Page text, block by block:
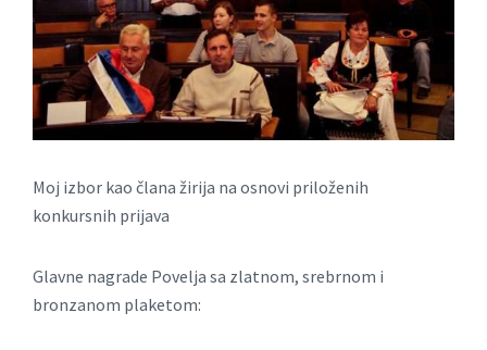
Moj izbor kao člana žirija na osnovi priloženih
konkursnih prijava
Glavne nagrade Povelja sa zlatnom, srebrnom i
bronzanom plaketom: